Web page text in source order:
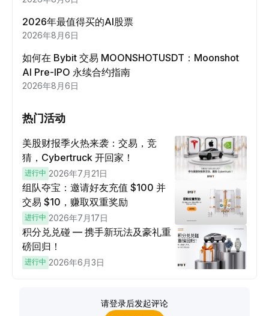
2026年最值得买的AI股票
2026年8月6日
如何在 Bybit 交易 MOONSHOTUSDT：Moonshot
AI Pre-IPO 永续合约指南
2026年8月6日
热门活动
美股财报季火热来袭：交易，竞
猜，Cybertruck 开回家！
进行中 2026年7月21日
组队夺宝：邀请好友充值 $100 并
交易 $10，赚取双重奖励
进行中 2026年7月17日
积分兑兑碰 — 携手新玩法及豪礼重
磅回归！
进行中 2026年6月3日
请登录后发起评论